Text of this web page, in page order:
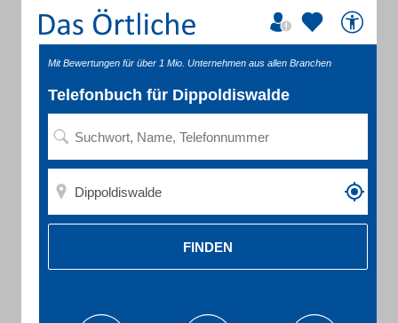
Mit Bewertungen für über 1 Mio. Unternehmen aus allen Branchen
Telefonbuch für Dippoldiswalde
FINDEN